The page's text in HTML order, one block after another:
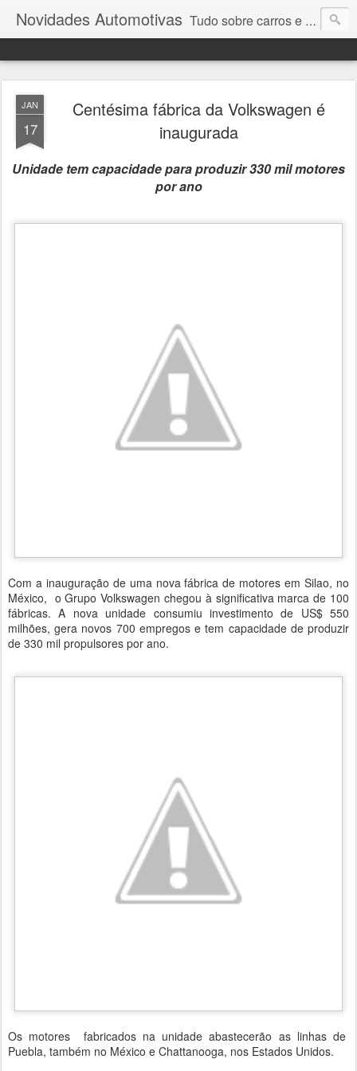
Novidades Automotivas Tudo sobre carros e motores
JAN
17
Centésima fábrica da Volkswagen é
inaugurada
Unidade tem capacidade para produzir 330 mil motores
por ano
Com a inauguração de uma nova fábrica de motores em Silao, no
México, o Grupo Volkswagen chegou à significativa marca de 100
fábricas. A nova unidade consumiu investimento de US$ 550
milhões, gera novos 700 empregos e tem capacidade de produzir
de 330 mil propulsores por ano.
Os motores fabricados na unidade abastecerão as linhas de
Puebla, também no México e Chattanooga, nos Estados Unidos.